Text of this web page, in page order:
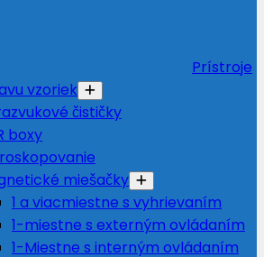
Prístroje
vzoriek
čističky
boxy
miešačky
1 a viacmiestne s vyhrievaním
1-miestne s externým ovládaním
1-Miestne s interným ovládaním